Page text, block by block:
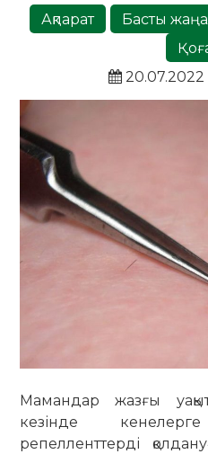
Ақпарат Басты
20.07.2022
Мамандар жазғы
кезінде
репелленттерді